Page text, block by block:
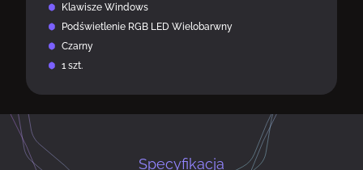
Klawisze Windows
Podświetlenie RGB LED Wielobarwny
Czarny
1 szt.
Specyfikacja